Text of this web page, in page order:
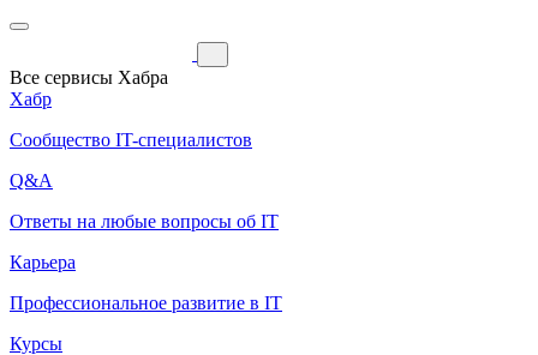
Все сервисы Хабра
Хабр
Сообщество IT-специалистов
Q&A
Ответы на любые вопросы об IT
Карьера
Профессиональное развитие в IT
Курсы